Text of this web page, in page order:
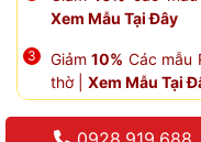
Xem Mẫu Tại Đây
Giảm10% Các mẫu
thờ | Xem Mẫu Tại